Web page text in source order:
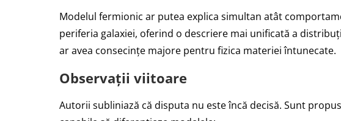
Modelul fermionic ar putea explica simultan atât
periferia galaxiei, oferind o descriere mai unificată a
ar avea consecințe majore pentru fizica materiei întunecate.
Observații viitoare
Autorii subliniază că disputa nu este încă decisă. Sunt